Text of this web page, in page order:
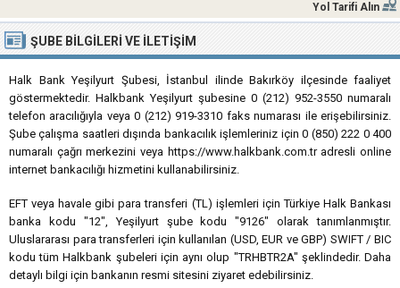
Yol Tarifi Alın
ŞUBE BILGILERI VE İLETIŞIM
Halk Bank Yeşilyurt Şubesi, İstanbul ilinde Bakırköy ilçesinde faaliyet
göstermektedir. Halkbank Yeşilyurt şubesine 0 (212) 952-3550 numaralı
telefon aracılığıyla veya 0 (212) 919-3310 faks numarası ile erişebilirsiniz.
Şube çalışma saatleri dışında bankacılık işlemleriniz için 0 (850) 222 0 400
numaralı çağrı merkezini veya https://www.halkbank.com.tr adresli online
internet bankacılığı hizmetini kullanabilirsiniz.
EFT veya havale gibi para transferi (TL) işlemleri için Türkiye Halk Bankası
banka kodu "12", Yeşilyurt şube kodu "9126" olarak tanımlanmıştır.
Uluslararası para transferleri için kullanılan (USD, EUR ve GBP) SWIFT / BIC
kodu tüm Halkbank şubeleri için aynı olup "TRHBTR2A" şeklindedir. Daha
detaylı bilgi için bankanın resmi sitesini ziyaret edebilirsiniz.